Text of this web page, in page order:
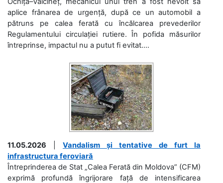
aplice frânarea de urgență, după ce un automobil a
pătruns pe calea ferată cu încălcarea prevederilor
Regulamentului circulației rutiere. În pofida măsurilor
întreprinse, impactul nu a putut fi evitat....
11.05.2026
Vandalism și tentative de furt la
infrastructura feroviară
Întreprinderea de Stat „Calea Ferată din Moldova” (CFM)
exprimă profundă îngrijorare față de intensificarea